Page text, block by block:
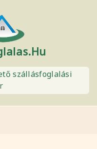
szállásfoglalási